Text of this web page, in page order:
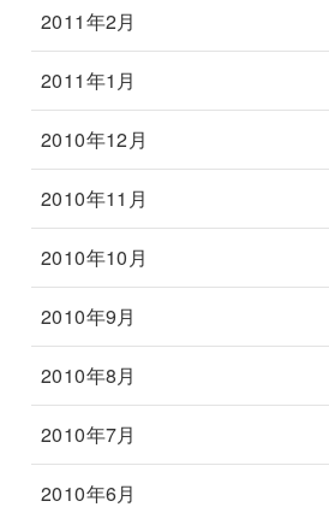
2011年2月
2011年1月
2010年12月
2010年11月
2010年10月
2010年9月
2010年8月
2010年7月
2010年6月